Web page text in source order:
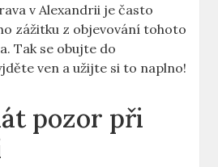
v Alexandrii je často
zážitku z objevování tohoto
Tak se obujte do
ven a užijte si to naplno!
pozor při